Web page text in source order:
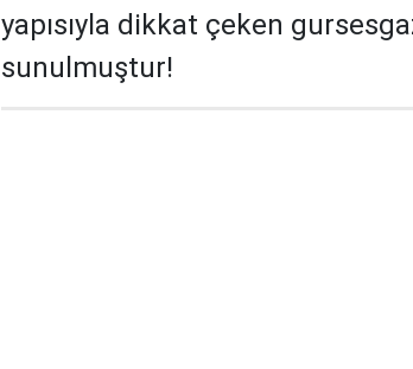
yapısıyla dikkat çeken
sunulmuştur!